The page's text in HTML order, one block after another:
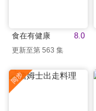
8.0
食在有健康
更新至第 563 集